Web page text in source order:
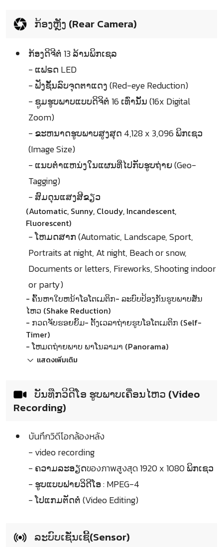
ກ້ອງຫຼັງ (Rear Camera)
ກ້ອງດິຈີຕໍ 13 ລ້ານພິກເຊລ
- ແຟຣດ LED
- ຟັ່ງຊັ້ນລົບຈຸດຕາແດງ (Red-eye Reduction)
- ຊູມຮູບພາບແບບດິຈິຕໍ 16 ເທົ່ານັ້ນ (16x Digital
Zoom)
- ຂະຫນາດຮູບພາບສູງສຸດ 4,128 x 3,096 ພິກເຊວ
(Image Size)
- ແນບຕ່ຳແຫນ່ງໃນແຜນທີ່ໄປກັບຮູບຖ່າຍ (Geo-
Tagging)
- ສົມດຸນແສງສີຂຽວ
(Automatic, Sunny, Cloudy, Incandescent,
Fluorescent)
- ໂຫມດສາກ (Automatic, Landscape, Sport,
Portraits at night, At night, Beach or snow,
Documents or letters, Fireworks, Shooting indoor
or party)
- ຄົ້ນຫາໃບຫນ້າໂອໂຕເມຕິກ- ລະບົບປ້ອງກັນຮູບພາບສັ່ນ
ໄຫວ (Shake Reduction)
- ກວດຈັບຮອຍຍິ້ມ- ຕັ້ງເວລາຖ່າຍຮູບໂອໂຕເມຕິກ (Self-
Timer)
- ໂຫມດຖ່າຍພາບ ພາໂນລາມາ (Panorama)
แสดงเพิ่มเติม
ບັນທືກວິດີໂອ ຮູບພາບເຄື່ອນໄຫວ (Video
Recording)
บันทึกวิดีโอกล้องหลัง
- video recording
- ຄວາມລະອຽດของภาพสูงสุด 1920 x 1080 ພິກເຊວ
- ຮູບແບບຟາຍວິດີໂອ : MPEG-4
- ໂປແກມຕັດຕໍ່ (Video Editing)
ລະບົບເຊັ່ນເຊີ້(Sensor)